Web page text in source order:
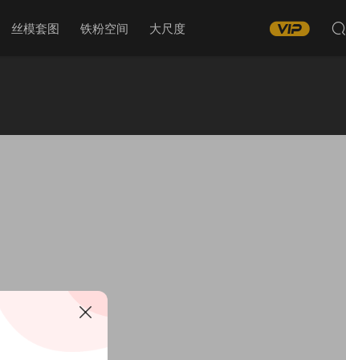
丝模套图 铁粉空间 大尺度